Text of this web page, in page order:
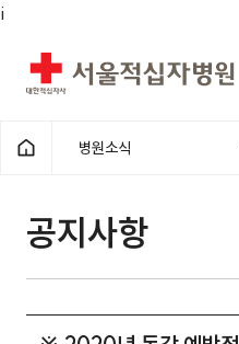
i
서울적십자병원
홈으로 1차메뉴
병원소식
공지사항 | 병
공지사항